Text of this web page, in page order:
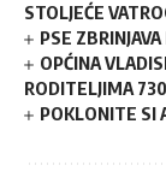
STOLJEĆE
PSE
OPĆINA
RODITELJIMA
POKLONITE SI